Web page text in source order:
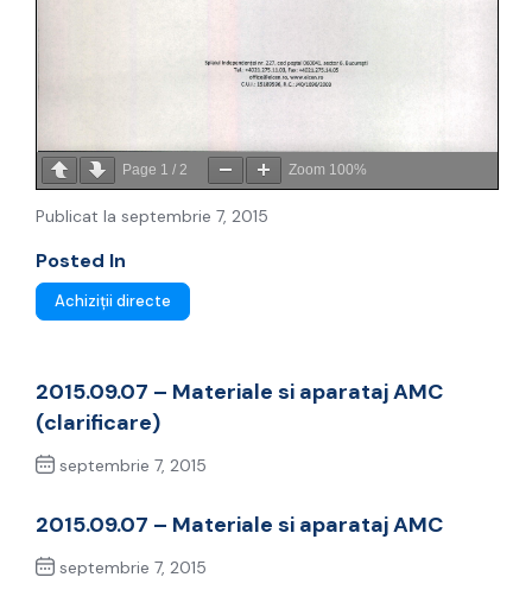
Page 1 / 2 Zoom 100%
Publicat la septembrie 7, 2015
Posted In
Achiziții directe
2015.09.07 – Materiale si aparataj AMC
(clarificare)
septembrie 7, 2015
2015.09.07 – Materiale si aparataj AMC
septembrie 7, 2015